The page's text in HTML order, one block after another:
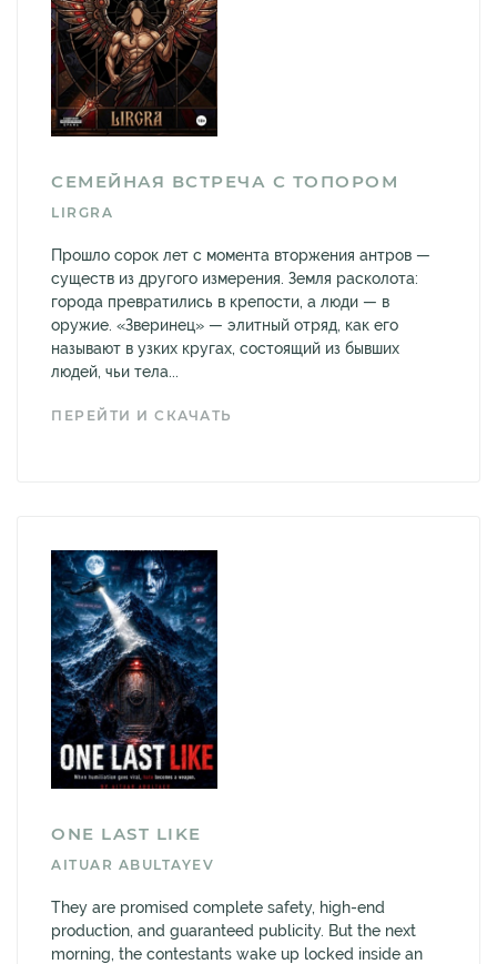
СЕМЕЙНАЯ ВСТРЕЧА С ТОПОРОМ
LIRGRA
Прошло сорок лет с момента вторжения антров —
существ из другого измерения. Земля расколота:
города превратились в крепости, а люди — в
оружие. «Зверинец» — элитный отряд, как его
называют в узких кругах, состоящий из бывших
людей, чьи тела...
ПЕРЕЙТИ И СКАЧАТЬ
ONE LAST LIKE
AITUAR ABULTAYEV
They are promised complete safety, high-end
production, and guaranteed publicity. But the next
morning, the contestants wake up locked inside an